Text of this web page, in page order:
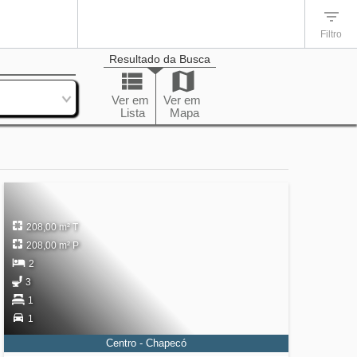
Filtro
Resultado da Busca
Ver em
Lista
Ver em
Mapa
208,00 m² T
208,00 m² P
2
3
1
1
Centro - Chapecó